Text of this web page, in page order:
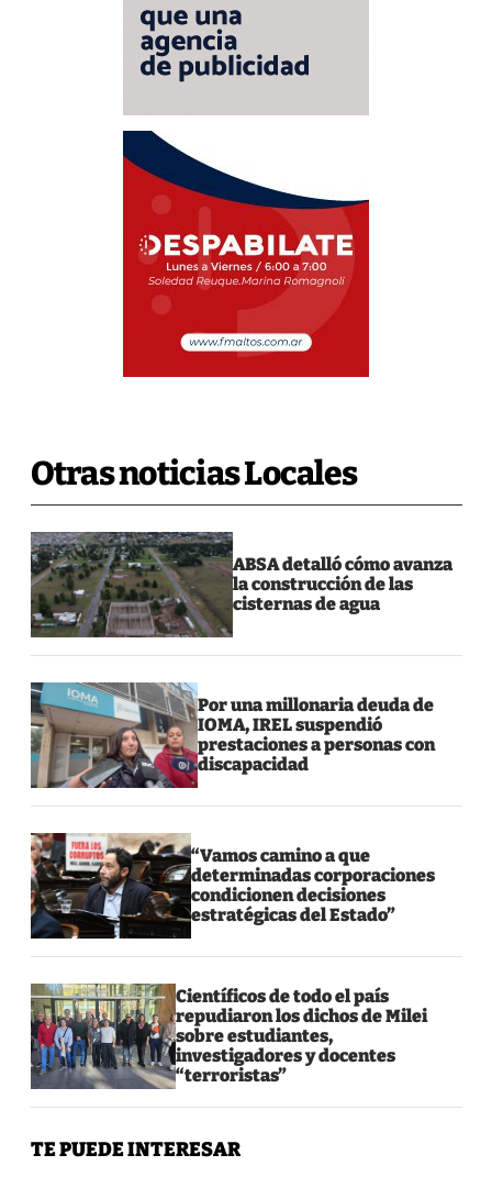
Otras noticias Locales
ABSA detalló cómo avanza
la construcción de las
cisternas de agua
Por una millonaria deuda de
IOMA, IREL suspendió
prestaciones a personas con
discapacidad
“Vamos camino a que
determinadas corporaciones
condicionen decisiones
estratégicas del Estado”
Científicos de todo el país
repudiaron los dichos de Milei
sobre estudiantes,
investigadores y docentes
“terroristas”
TE PUEDE INTERESAR